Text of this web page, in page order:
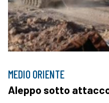
MEDIO ORIENTE
Aleppo sotto